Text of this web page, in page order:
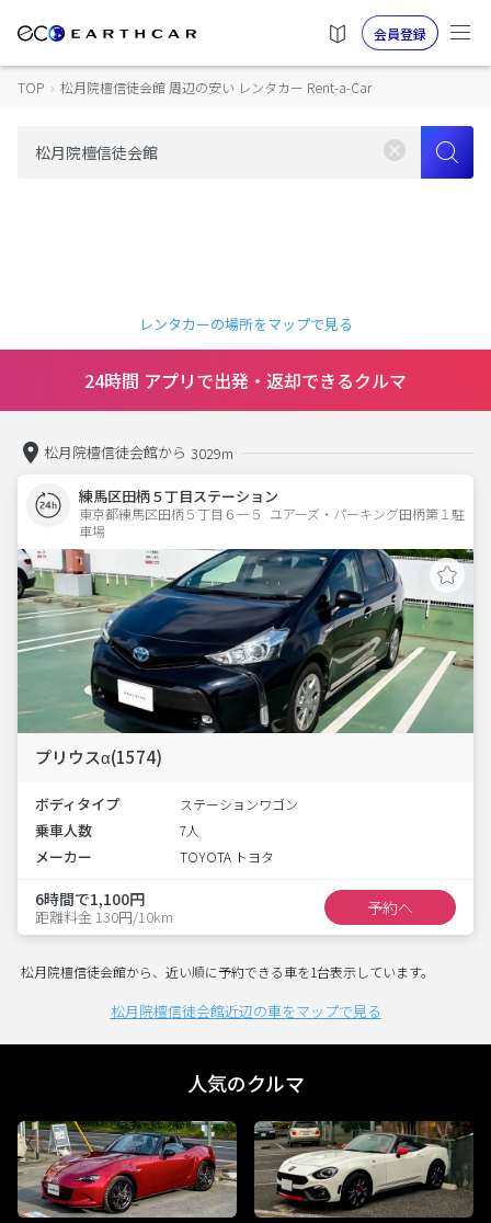
会員登録
TOP › 松月院檀信徒会館 周辺の安い レンタカー Rent-a-Car
レンタカーの場所をマップで見る
24時間 アプリで出発・返却できるクルマ
松月院檀信徒会館から 3029m
練馬区田柄５丁目ステーション
東京都練馬区田柄５丁目６ー５  ユアーズ・パーキング田柄第１駐
車場
プリウスα(1574)
ボディタイプ ステーションワゴン
乗車人数 7人
メーカー TOYOTA トヨタ
6時間で1,100円
距離料金 130円/10km 予約へ
松月院檀信徒会館から、近い順に予約できる車を1台表示しています。
松月院檀信徒会館近辺の車をマップで見る
人気のクルマ